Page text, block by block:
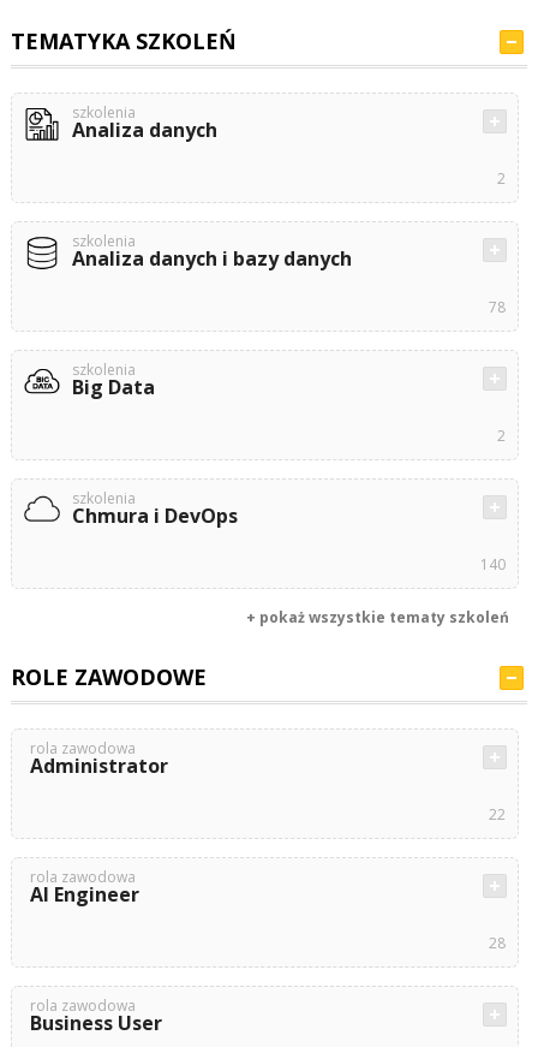
TEMATYKA SZKOLEŃ
szkolenia
Analiza danych
2
szkolenia
Analiza danych i bazy danych
78
szkolenia
Big Data
2
szkolenia
Chmura i DevOps
140
+ pokaż wszystkie tematy szkoleń
ROLE ZAWODOWE
rola zawodowa
Administrator
22
rola zawodowa
AI Engineer
28
rola zawodowa
Business User